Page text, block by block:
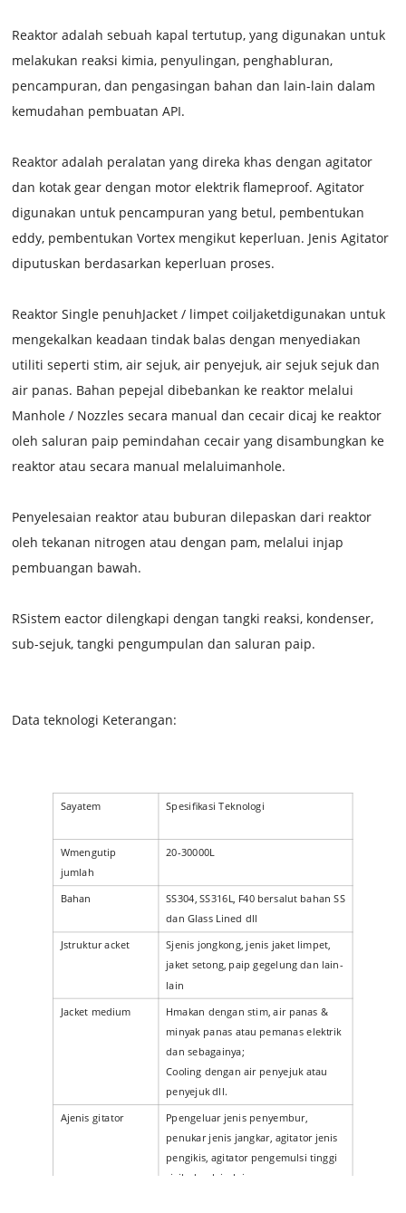
Reaktor adalah sebuah kapal tertutup, yang digunakan untuk
melakukan reaksi kimia, penyulingan, penghabluran,
pencampuran, dan pengasingan bahan dan lain-lain dalam
kemudahan pembuatan API.
Reaktor adalah peralatan yang direka khas dengan agitator
dan kotak gear dengan motor elektrik flameproof. Agitator
digunakan untuk pencampuran yang betul, pembentukan
eddy, pembentukan Vortex mengikut keperluan. Jenis Agitator
diputuskan berdasarkan keperluan proses.
Reaktor Single penuhJacket / limpet coiljaketdigunakan untuk
mengekalkan keadaan tindak balas dengan menyediakan
utiliti seperti stim, air sejuk, air penyejuk, air sejuk sejuk dan
air panas. Bahan pepejal dibebankan ke reaktor melalui
Manhole / Nozzles secara manual dan cecair dicaj ke reaktor
oleh saluran paip pemindahan cecair yang disambungkan ke
reaktor atau secara manual melaluimanhole.
Penyelesaian reaktor atau buburan dilepaskan dari reaktor
oleh tekanan nitrogen atau dengan pam, melalui injap
pembuangan bawah.
RSistem eactor dilengkapi dengan tangki reaksi, kondenser,
sub-sejuk, tangki pengumpulan dan saluran paip.
Data teknologi Keterangan:
Sayatem Spesifikasi Teknologi
Wmengutip
jumlah
20-30000L
Bahan
SS304, SS316L, F40 bersalut bahan SS
dan Glass Lined dll
Jstruktur acket Sjenis jongkong, jenis jaket limpet,
jaket setong, paip gegelung dan lain-
lain
Jacket medium Hmakan dengan stim, air panas &
minyak panas atau pemanas elektrik
dan sebagainya;
Cooling dengan air penyejuk atau
penyejuk dll.
Ajenis gitator Ppengeluar jenis penyembur,
penukar jenis jangkar, agitator jenis
pengikis, agitator pengemulsi tinggi
ricih dan lain-lain